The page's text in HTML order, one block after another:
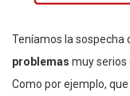
Teníamos la sospecha
problemas muy serios
Como por ejemplo,